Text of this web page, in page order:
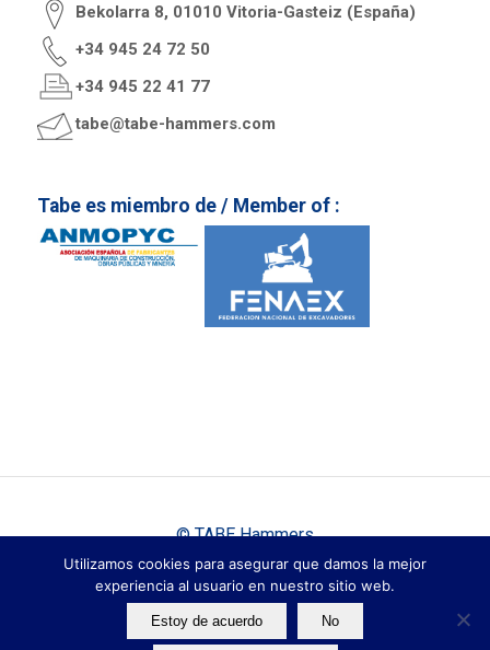
Bekolarra 8, 01010 Vitoria-Gasteiz (España)
+34 945 24 72 50
+34 945 22 41 77
tabe@tabe-hammers.com
Tabe es miembro de / Member of :
© TABE Hammers
Aviso Legal|Política de Privacidad|Cookies
Español English Français
Utilizamos cookies para asegurar que damos la mejor
experiencia al usuario en nuestro sitio web.
Estoy de acuerdo No